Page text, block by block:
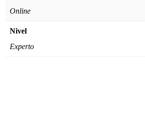
Online
Nivel
Experto